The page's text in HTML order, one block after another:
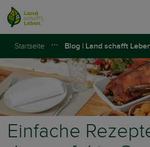
Startseite Blog | Land schafft
Einfache